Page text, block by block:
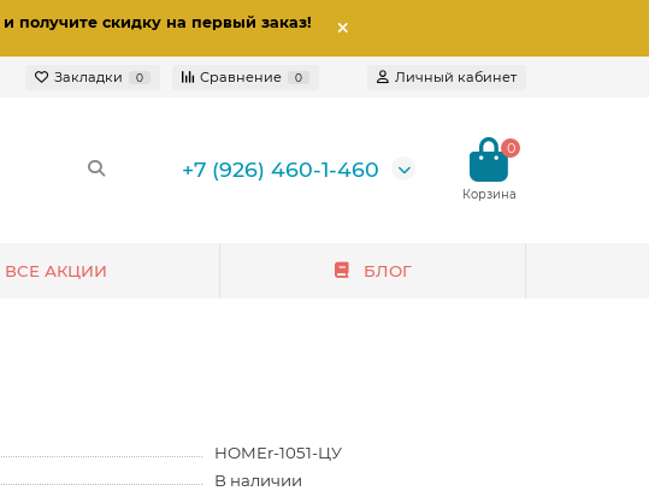
и получите скидку на первый заказ!
Закладки 0 Сравнение 0 Личный кабинет
+7 (926) 460-1-460
0
ВСЕ АКЦИИ БЛОГ
HOMEr-1051-ЦУ
В наличии